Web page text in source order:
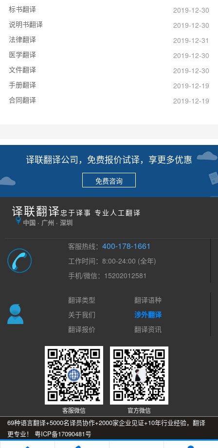
标书翻译
2019-12-30
说明书翻译
2019-12-30
法律翻译
2019-12-31
医学翻译
2019-12-30
文件翻译
2019-12-30
手册翻译
2019-12-19
合同翻译
2019-12-19
译联翻译公司，免费报价试译，享更多优惠
免费咨询
译联翻译 忠于译事 专业人工翻译
中国 · 广州 · 深圳
客服热线：400-178-1661
工作时间：8:00-24:00 (全年)
手机/微信：15202012581
翻译类型
翻译语种
关于我们
涉外翻译
翻译报价
翻译资讯
客服微信 官方微信
69种语言翻译+5000名译员协作+2000家企业见证+10年行业经验，翻译
更专业！ 粤ICP备17090481号